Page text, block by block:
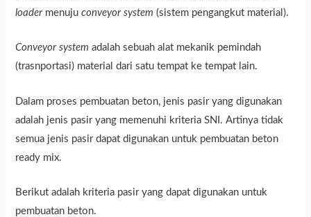
loadermenujuconveyor system(sistem pengangkut material).
Conveyor systemadalah sebuah alat mekanik pemindah
(trasnportasi) material dari satu tempat ke tempat lain.
Dalam proses pembuatan beton, jenis pasir yang digunakan
adalah jenis pasir yang memenuhi kriteria SNI. Artinya tidak
semua jenis pasir dapat digunakan untuk pembuatan beton
ready mix.
Berikut adalah kriteria pasir yang dapat digunakan untuk
pembuatan beton.